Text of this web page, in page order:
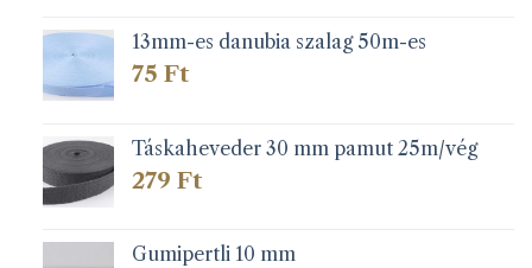
13mm-es danubia szalag 50m-es
75 Ft
Táskaheveder 30 mm pamut 25m/vég
279 Ft
Gumipertli 10 mm